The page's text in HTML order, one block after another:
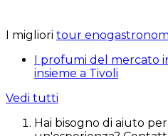
I migliori tour
I profumi del mercato
insieme a Tivoli
Vedi tutti
Hai bisogno di aiuto